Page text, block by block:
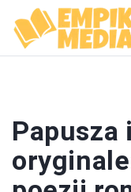
Papusza